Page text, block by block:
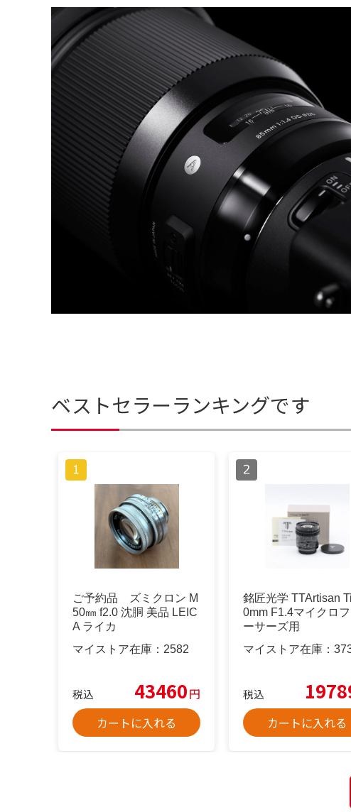
ベストセラーランキングです
ご予約品 ズミクロン M
50㎜ f2.0 沈胴 美品 LEIC
A ライカ
マイストア在庫： 2582
税込 43460円
カートに入れる
銘匠光学 TTArtisan
0mm F1.4マイクロ
ーサーズ用
マイストア在庫：
税込
カートに入れる